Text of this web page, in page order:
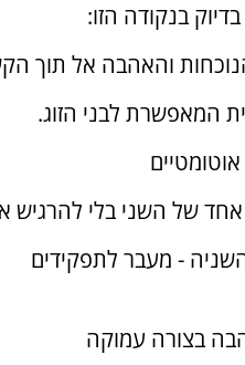
בנקודה הזו:
והאהבה אל תוך
המאפשרת לבני הזוג.
של השני בלי להרגיש
- מעבר לתפקידים
בצורה עמוקה